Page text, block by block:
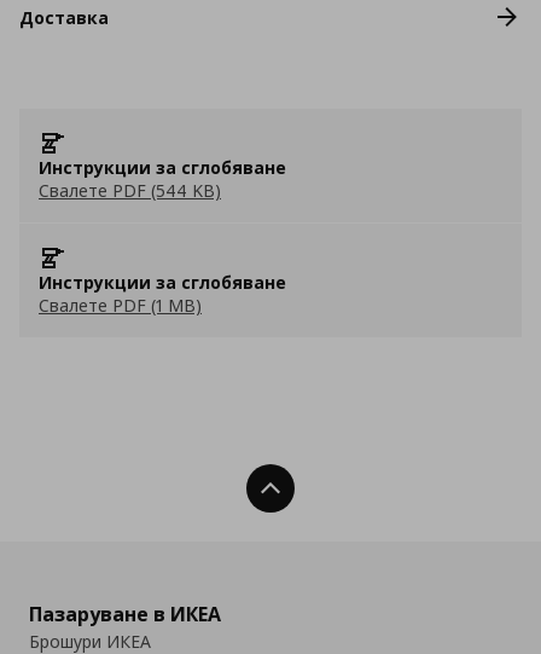
Доставка
Инструкции за сглобяване
Свалете PDF (544 KB)
Инструкции за сглобяване
Свалете PDF (1 MB)
Нагоре
Пазаруване в ИКЕА
Брошури ИКЕА